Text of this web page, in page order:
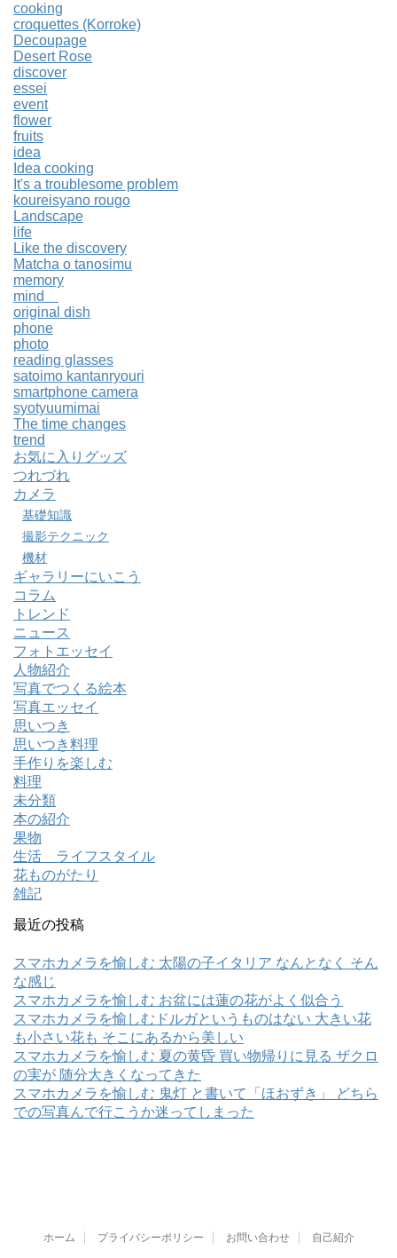
cooking
croquettes (Korroke)
Decoupage
Desert Rose
discover
essei
event
flower
fruits
idea
Idea cooking
It's a troublesome problem
koureisyano rougo
Landscape
life
Like the discovery
Matcha o tanosimu
memory
mind
original dish
phone
photo
reading glasses
satoimo kantanryouri
smartphone camera
syotyuumimai
The time changes
trend
お気に入りグッズ
つれづれ
カメラ
基礎知識
撮影テクニック
機材
ギャラリーにいこう
コラム
トレンド
ニュース
フォトエッセイ
人物紹介
写真でつくる絵本
写真エッセイ
思いつき
思いつき料理
手作りを楽しむ
料理
未分類
本の紹介
果物
生活 ライフスタイル
花ものがたり
雑記
最近の投稿
スマホカメラを愉しむ 太陽の子イタリア なんとなく そん
な感じ
スマホカメラを愉しむ お盆には蓮の花がよく似合う
スマホカメラを愉しむドルガというものはない 大きい花
も小さい花も そこにあるから美しい
スマホカメラを愉しむ 夏の黄昏 買い物帰りに見る ザクロ
の実が 随分大きくなってきた
スマホカメラを愉しむ 鬼灯 と書いて「ほおずき」 どちら
での写真んで行こうか迷ってしまった
ホーム プライバシーポリシー お問い合わせ 自己紹介